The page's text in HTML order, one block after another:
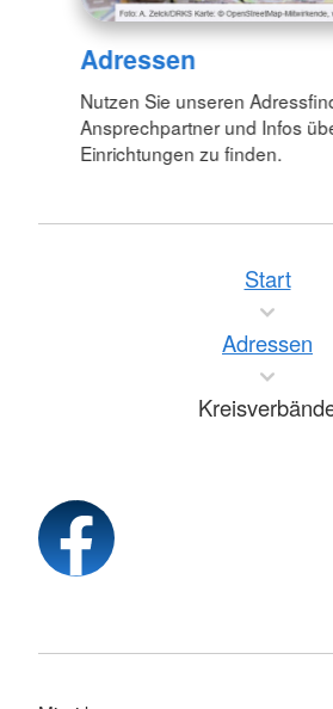
Adressen
Nutzen Sie unseren
Ansprechpartner und Infos
Einrichtungen zu finden.
Start
Adressen